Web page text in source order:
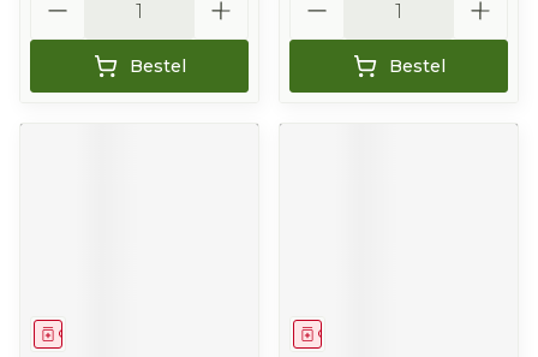
Bestel Bestel
Geneesmiddel Geneesmiddel